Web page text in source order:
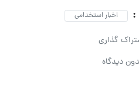
: اخبار استخدامی
گذاری
دیدگاه